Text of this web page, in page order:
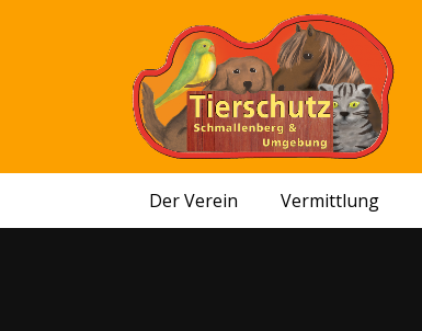
Der Verein Vermittlung